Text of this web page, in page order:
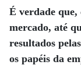
É verdade
mercado, até
resultados
os papéis da